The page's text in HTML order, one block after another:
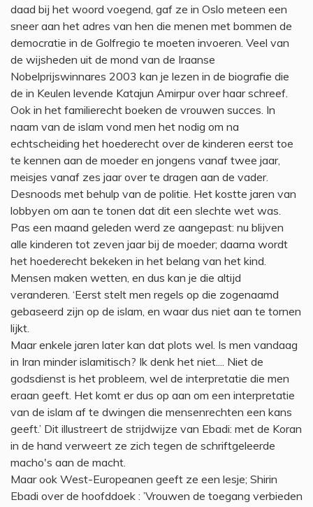
daad bij het woord voegend, gaf ze in Oslo meteen een
sneer aan het adres van hen die menen met bommen de
democratie in de Golfregio te moeten invoeren. Veel van
de wijsheden uit de mond van de Iraanse
Nobelprijswinnares 2003 kan je lezen in de biografie die
de in Keulen levende Katajun Amirpur over haar schreef.
Ook in het familierecht boeken de vrouwen succes. In
naam van de islam vond men het nodig om na
echtscheiding het hoederecht over de kinderen eerst toe
te kennen aan de moeder en jongens vanaf twee jaar,
meisjes vanaf zes jaar over te dragen aan de vader.
Desnoods met behulp van de politie. Het kostte jaren van
lobbyen om aan te tonen dat dit een slechte wet was.
Pas een maand geleden werd ze aangepast: nu blijven
alle kinderen tot zeven jaar bij de moeder; daarna wordt
het hoederecht bekeken in het belang van het kind.
Mensen maken wetten, en dus kan je die altijd
veranderen. ‘Eerst stelt men regels op die zogenaamd
gebaseerd zijn op de islam, en waar dus niet aan te tornen
lijkt.
Maar enkele jaren later kan dat plots wel. Is men vandaag
in Iran minder islamitisch? Ik denk het niet.... Niet de
godsdienst is het probleem, wel de interpretatie die men
eraan geeft. Het komt er dus op aan om een interpretatie
van de islam af te dwingen die mensenrechten een kans
geeft.’ Dit illustreert de strijdwijze van Ebadi: met de Koran
in de hand verweert ze zich tegen de schriftgeleerde
macho's aan de macht.
Maar ook West-Europeanen geeft ze een lesje; Shirin
Ebadi over de hoofddoek : ’Vrouwen de toegang verbieden